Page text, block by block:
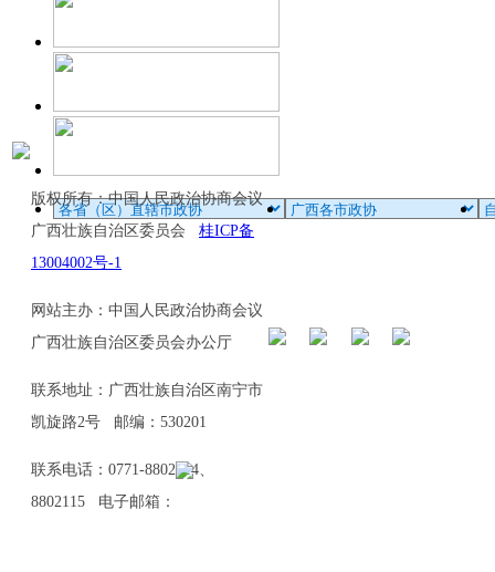
版权所有：中国人民政治协商会议
广西壮族自治区委员会 桂ICP备
13004002号-1
网站主办：中国人民政治协商会议
广西壮族自治区委员会办公厅
联系地址：广西壮族自治区南宁市
凯旋路2号 邮编：530201
联系电话：0771-8802114、
8802115 电子邮箱：